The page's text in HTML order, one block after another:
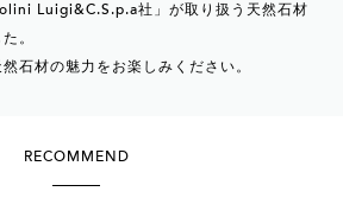
Luigi&C.S.p.a社」が取り扱う天然石材
。
石材の魅力をお楽しみください。
RECOMMEND